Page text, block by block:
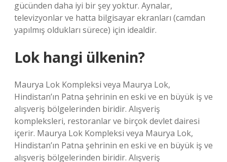
gücünden daha iyi bir şey yoktur. Aynalar,
televizyonlar ve hatta bilgisayar ekranları (camdan
yapılmış oldukları sürece) için idealdir.
Lok hangi ülkenin?
Maurya Lok Kompleksi veya Maurya Lok,
Hindistan’ın Patna şehrinin en eski ve en büyük iş ve
alışveriş bölgelerinden biridir. Alışveriş
kompleksleri, restoranlar ve birçok devlet dairesi
içerir. Maurya Lok Kompleksi veya Maurya Lok,
Hindistan’ın Patna şehrinin en eski ve en büyük iş ve
alışveriş bölgelerinden biridir. Alışveriş